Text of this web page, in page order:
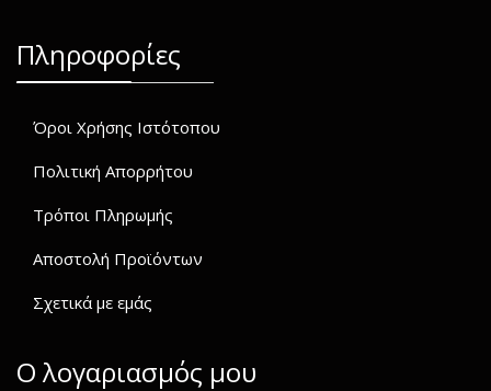
Πληροφορίες
Όροι Χρήσης Ιστότοπου
Πολιτική Απορρήτου
Τρόποι Πληρωμής
Αποστολή Προϊόντων
Σχετικά με εμάς
O λογαριασμός μου